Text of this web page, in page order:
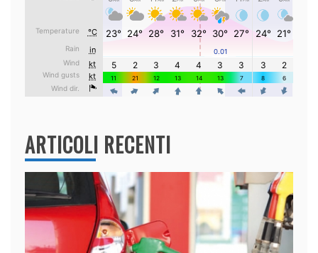
ARTICOLI RECENTI